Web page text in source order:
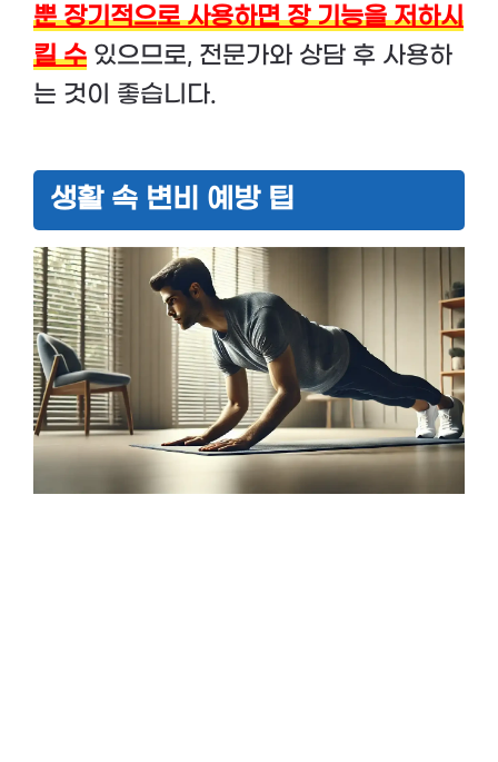
뿐 장기적으로 사용하면 장 기능을 저하시
킬 수 있으므로, 전문가와 상담 후 사용하
는 것이 좋습니다.
생활 속 변비 예방 팁